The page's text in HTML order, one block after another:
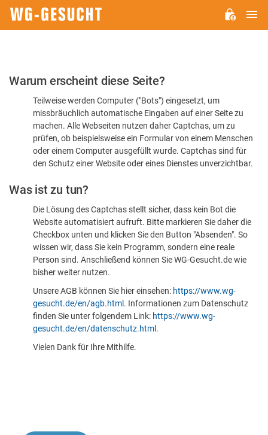
Bitte
dass
sind
Warum erscheint diese Seite?
Teilweise werden Computer ("Bots") eingesetzt, um
missbräuchlich automatische Eingaben auf einer Seite zu
machen. Alle Webseiten nutzen daher Captchas, um zu
prüfen, ob beispielsweise ein Formular von einem Menschen
oder einem Computer ausgefüllt wurde. Captchas sind für
den Schutz einer Website oder eines Dienstes unverzichtbar.
Was ist zu tun?
Die Lösung des Captchas stellt sicher, dass kein Bot die
Website automatisiert aufruft. Bitte markieren Sie daher die
Checkbox unten und klicken Sie den Button "Absenden". So
wissen wir, dass Sie kein Programm, sondern eine reale
Person sind. Anschließend können Sie WG-Gesucht.de wie
bisher weiter nutzen.
Unsere AGB können Sie hier einsehen: https://www.wg-
gesucht.de/en/agb.html . Informationen zum Datenschutz
finden Sie unter folgendem Link: https://www.wg-
gesucht.de/en/datenschutz.html .
Vielen Dank für Ihre Mithilfe.